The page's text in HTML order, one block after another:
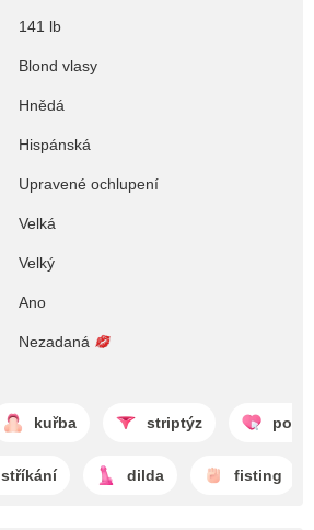
141 lb
Blond vlasy
Hnědá
Hispánská
Upravené ochlupení
Velká
Velký
Ano
Nezadaná
kuřba striptýz
stříkání dilda fisting